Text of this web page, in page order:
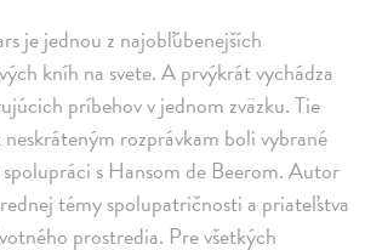
je jednou z najobľúbenejších
kníh na svete. A prvýkrát vychádza
príbehov v jednom zväzku. Tie
rozprávkam boli vybrané
s Hansom de Beerom. Autor
témy spolupatričnosti a priateľstva
prostredia. Pre všetkých